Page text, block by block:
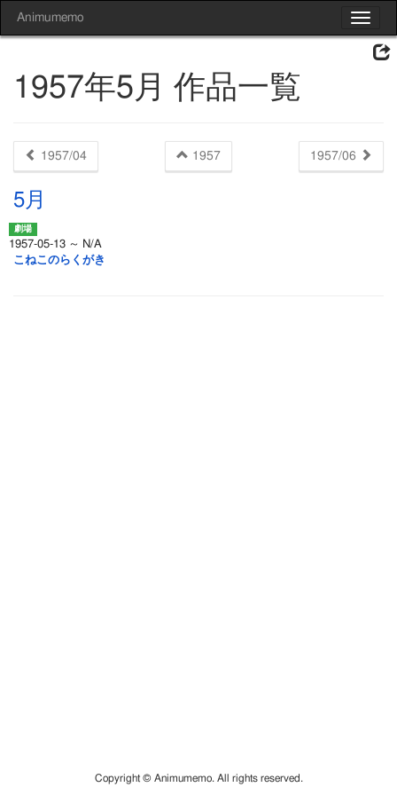
Toggle
Animumemo
1957年5月 作品一覧
1957/04 1957 1957/06
5月
1957-05-13 ～ N/A
こねこのらくがき
Copyright © Animumemo. All rights reserved.